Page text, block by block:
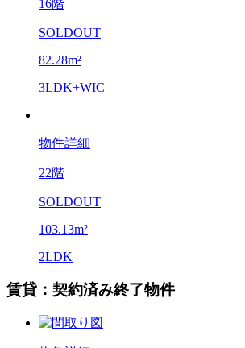
16階
SOLDOUT
82.28m²
3LDK+WIC
物件詳細
22階
SOLDOUT
103.13m²
2LDK
賃貸：契約済み終了物件